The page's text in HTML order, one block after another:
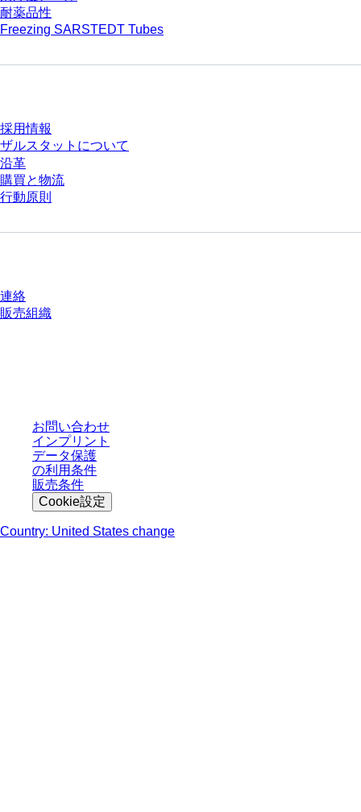
耐薬品性
Freezing SARSTEDT Tubes
採用情報
ザルスタットについて
沿革
購買と物流
行動原則
連絡
販売組織
お問い合わせ
インプリント
データ保護
の利用条件
販売条件
Cookie設定
Country: United States change